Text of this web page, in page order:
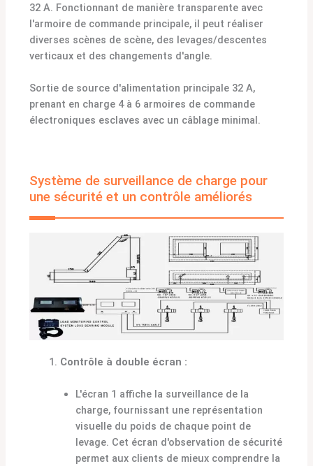
32 A. Fonctionnant de manière transparente avec
l'armoire de commande principale, il peut réaliser
diverses scènes de scène, des levages/descentes
verticaux et des changements d'angle.
Sortie de source d'alimentation principale 32 A,
prenant en charge 4 à 6 armoires de commande
électroniques esclaves avec un câblage minimal.
Système de surveillance de charge pour
une sécurité et un contrôle améliorés
Contrôle à double écran :
L'écran 1 affiche la surveillance de la
charge, fournissant une représentation
visuelle du poids de chaque point de
levage. Cet écran d'observation de sécurité
permet aux clients de mieux comprendre la